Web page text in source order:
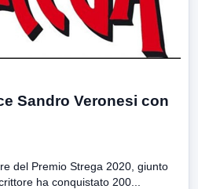
Sandro Veronesi con
del Premio Strega 2020, giunto
ha conquistato 200...